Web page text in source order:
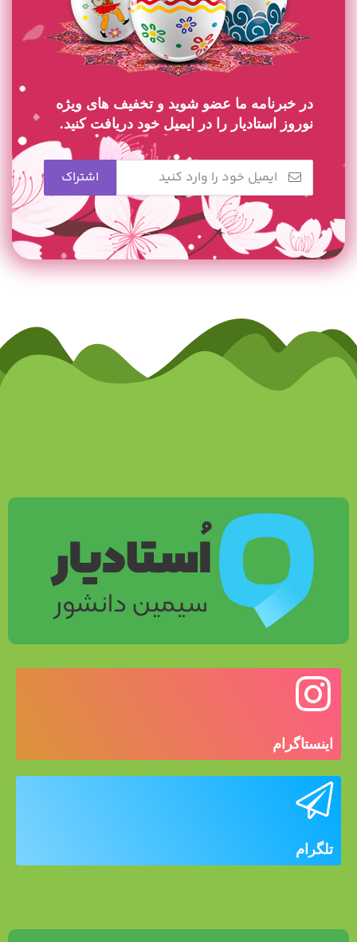
در خبرنامه ما عضو شوید و تخفیف های ویژه
نوروز استادیار را در ایمیل خود دریافت کنید.
اینستاگرام
تلگرام